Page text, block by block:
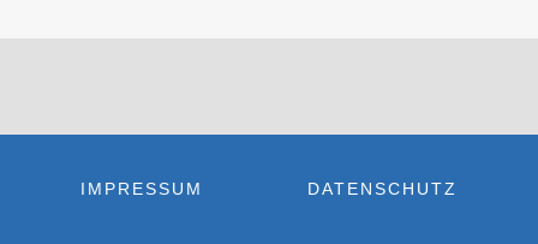
IMPRESSUM DATENSCHUTZ